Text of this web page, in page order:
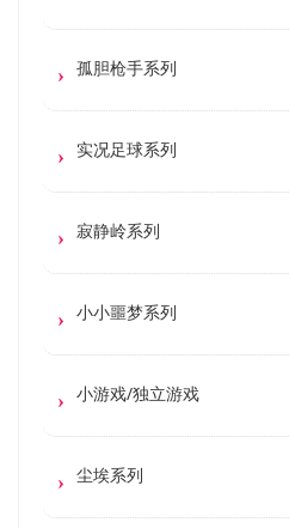
孤胆枪手系列
实况足球系列
寂静岭系列
小小噩梦系列
小游戏/独立游戏
尘埃系列